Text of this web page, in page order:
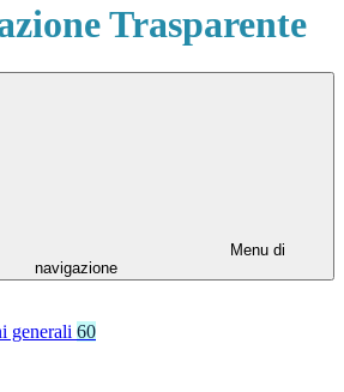
Trasparente
Menu di
navigazione
generali 60